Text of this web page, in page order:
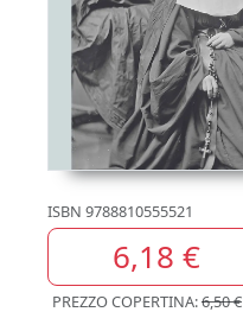
ISBN 9788810555521
6,18 €
PREZZO COPERTINA:6,50 €